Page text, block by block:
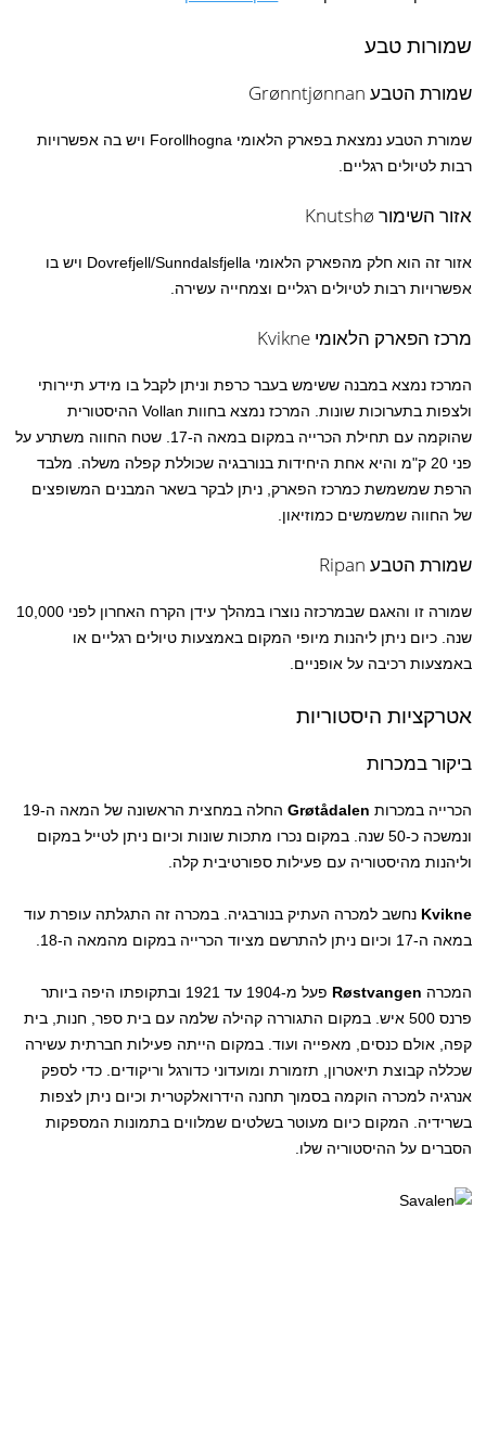
שמורות טבע
שמורת הטבע Grønntjønnan
שמורת הטבע נמצאת בפארק הלאומי Forollhogna ויש בה אפשרויות
רבות לטיולים רגליים.
אזור השימור Knutshø
אזור זה הוא חלק מהפארק הלאומי Dovrefjell/Sunndalsfjella ויש בו
אפשרויות רבות לטיולים רגליים וצמחייה עשירה.
מרכז הפארק הלאומי Kvikne
המרכז נמצא במבנה ששימש בעבר כרפת וניתן לקבל בו מידע תיירותי
ולצפות בתערוכות שונות. המרכז נמצא בחוות Vollan ההיסטורית
שהוקמה עם תחילת הכרייה במקום במאה ה-17. שטח החווה משתרע על
פני 20 ק"מ והיא אחת היחידות בנורבגיה שכוללת קפלה משלה. מלבד
הרפת שמשמשת כמרכז הפארק, ניתן לבקר בשאר המבנים המשופצים
של החווה שמשמשים כמוזיאון.
שמורת הטבע Ripan
שמורה זו והאגם שבמרכזה נוצרו במהלך עידן הקרח האחרון לפני 10,000
שנה. כיום ניתן ליהנות מיופי המקום באמצעות טיולים רגליים או
באמצעות רכיבה על אופניים.
אטרקציות היסטוריות
ביקור במכרות
הכרייה במכרות
החלה במחצית הראשונה של המאה ה-19
ונמשכה כ-50 שנה. במקום נכרו מתכות שונות וכיום ניתן לטייל במקום
וליהנות מהיסטוריה עם פעילות ספורטיבית קלה.
Kvikne נחשב למכרה העתיק בנורבגיה. במכרה זה התגלתה עופרת עוד
במאה ה-17 וכיום ניתן להתרשם מציוד הכרייה במקום מהמאה ה-18.
המכרה Røstvangen
פעל מ-1904 עד 1921 ובתקופתו היפה ביותר
פרנס 500 איש. במקום התגוררה קהילה שלמה עם בית ספר, חנות, בית
קפה, אולם כנסים, מאפייה ועוד. במקום הייתה פעילות חברתית עשירה
שכללה קבוצת תיאטרון, תזמורת ומועדוני כדורגל וריקודים. כדי לספק
אנרגיה למכרה הוקמה בסמוך תחנה הידרואלקטרית וכיום ניתן לצפות
בשרידיה. המקום כיום מעוטר בשלטים שמלווים בתמונות המספקות
הסברים על ההיסטוריה שלו.